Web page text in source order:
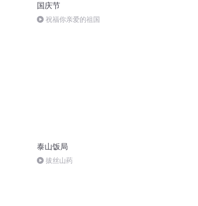
国庆节
祝福你亲爱的祖国
泰山饭局
拔丝山药